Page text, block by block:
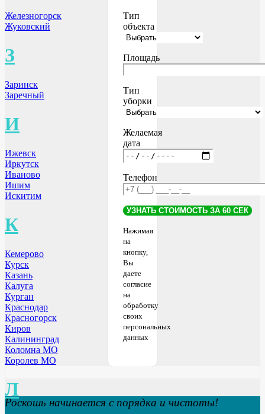
Железногорск
Жуковский
З
Заринск
Заречный
И
Ижевск
Иркутск
Иваново
Ишим
Искитим
К
Кемерово
Курск
Казань
Калуга
Курган
Краснодар
Красногорск
Киров
Калининград
Коломна МО
Королев МО
Л
Тип
объекта
Площадь
Тип
уборки
Желаемая
дата
Телефон
Нажимая
на
кнопку,
Вы
даете
согласие
на
обработку
своих
персональных
данных
Роскошь начинается с порядка и чистоты!